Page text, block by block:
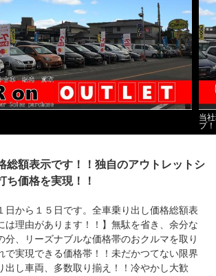
当
プ
総額表示です！！独自のアウトレットシ
ち価格を実現！！
日から１５日です。全車乗り出し価格総額表
は理由があります！！】無駄を省き、余分な
分、リーズナブルな価格帯のおクルマを取り
で実現できる価格帯！！未だかつてない限界
出し車両、多数取り揃え！！冷やかし大歓